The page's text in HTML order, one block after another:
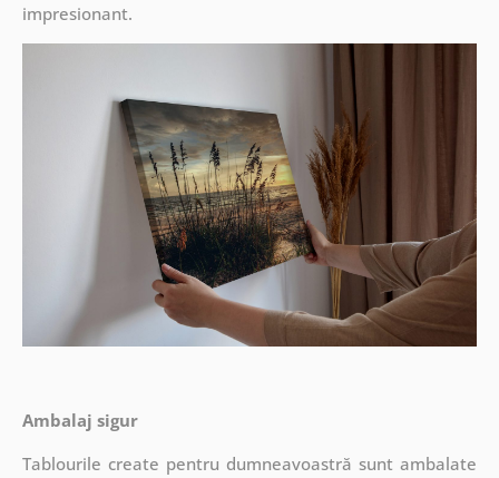
impresionant.
Ambalaj sigur
Tablourile create pentru dumneavoastră sunt ambalate